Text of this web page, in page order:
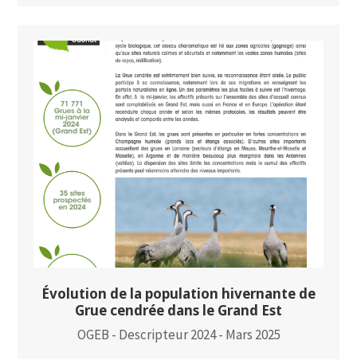
Évolution de la population hivernante de
Grue cendrée dans le Grand Est
OGEB - Descripteur 2024 - Mars 2025